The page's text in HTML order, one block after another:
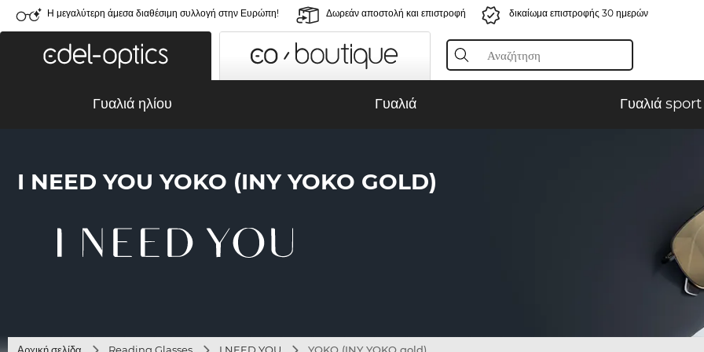
Η μεγαλύτερη άμεσα διαθέσιμη συλλογή στην Ευρώπη! Δωρεάν αποστολή και επιστροφή δικαίωμα επιστροφής 30 ημερών
Γυαλιά ηλίου Γυαλιά Γυαλιά sport
I NEED YOU YOKO (INY YOKO GOLD)